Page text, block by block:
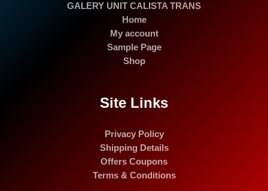
GALERY UNIT CALISTA TRANS
Home
My account
Sample Page
Shop
Site Links
Privacy Policy
Shipping Details
Offers Coupons
Terms & Conditions